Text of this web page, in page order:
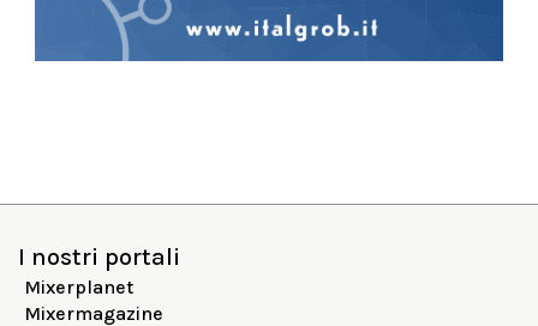
I nostri portali
Mixerplanet
Mixermagazine